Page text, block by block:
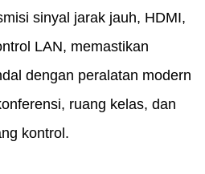
sinyal jarak jauh, HDMI,
LAN, memastikan
dengan peralatan modern
ruang kelas, dan
kontrol.